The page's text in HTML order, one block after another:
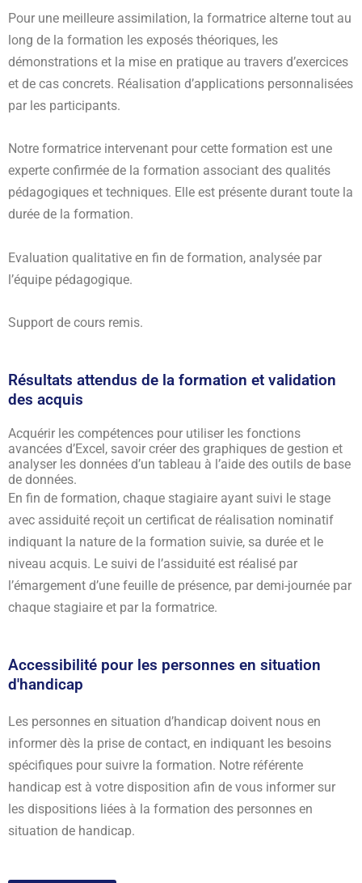
Pour une meilleure assimilation, la formatrice alterne tout au
long de la formation les exposés théoriques, les
démonstrations et la mise en pratique au travers d’exercices
et de cas concrets. Réalisation d’applications personnalisées
par les participants.
Notre formatrice intervenant pour cette formation est une
experte confirmée de la formation associant des qualités
pédagogiques et techniques. Elle est présente durant toute la
durée de la formation.
Evaluation qualitative en fin de formation, analysée par
l’équipe pédagogique.
Support de cours remis.
Résultats attendus de la formation et validation
des acquis
Acquérir les compétences pour utiliser les fonctions
avancées d’Excel, savoir créer des graphiques de gestion et
analyser les données d’un tableau à l’aide des outils de base
de données.
En fin de formation, chaque stagiaire ayant suivi le stage
avec assiduité reçoit un certificat de réalisation nominatif
indiquant la nature de la formation suivie, sa durée et le
niveau acquis. Le suivi de l’assiduité est réalisé par
l’émargement d’une feuille de présence, par demi-journée par
chaque stagiaire et par la formatrice.
Accessibilité pour les personnes en situation
d'handicap
Les personnes en situation d’handicap doivent nous en
informer dès la prise de contact, en indiquant les besoins
spécifiques pour suivre la formation. Notre référente
handicap est à votre disposition afin de vous informer sur
les dispositions liées à la formation des personnes en
situation de handicap.